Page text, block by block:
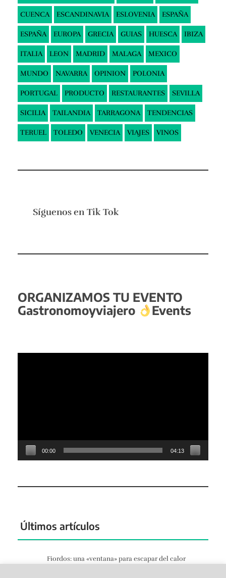
CUENCA ESCANDINAVIA ESLOVENIA ESPAÑA
ESPAÑA EUROPA GRECIA GUIAS HUESCA IBIZA
ITALIA LEON MADRID MALAGA MEXICO
MUNDO NAVARRA OPINION POLONIA
PORTUGAL PRODUCTO RESTAURANTES SEVILLA
SICILIA TAILANDIA TARRAGONA TENDENCIAS
TERUEL TOLEDO VENECIA VIAJES VINOS
Síguenos en Tik Tok
ORGANIZAMOS TU EVENTO
Gastronomoyviajero
Events
00:00 04:13
Últimos artículos
Fiordos: una «ventana» para escapar del calor